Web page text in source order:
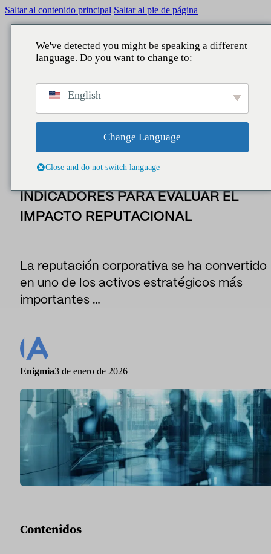
Saltar al contenido principal Saltar al pie de página
Legislativo
Data Lake
People
Asistentes IA
Sport
Comunicación Corporativa
Reputación y marca
Directivos y liderazgo
Asuntos públicos
Audiencias y territorio
Deporte y talento
Instituciones públicas
Estudios
Business Intelligence
Noticias
Insider/Noticias Cómo medir la reputación de una
empresa: metodología e indicadores para evaluar el
impacto reputacional
INDICADORES PARA EVALUAR EL
IMPACTO REPUTACIONAL
La reputación corporativa se ha convertido
en uno de los activos estratégicos más
importantes …
Enigmia3 de enero de 2026
Contenidos
We've detected you might be speaking a different
language. Do you want to change to:
English
Change Language
Close and do not switch language